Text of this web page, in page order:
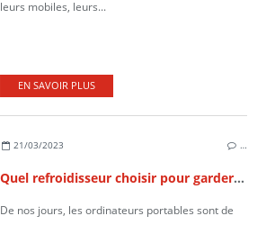
leurs mobiles, leurs...
EN SAVOIR PLUS
21/03/2023 …
Quel refroidisseur choisir pour garder votre PC portable au frais ?
De nos jours, les ordinateurs portables sont de